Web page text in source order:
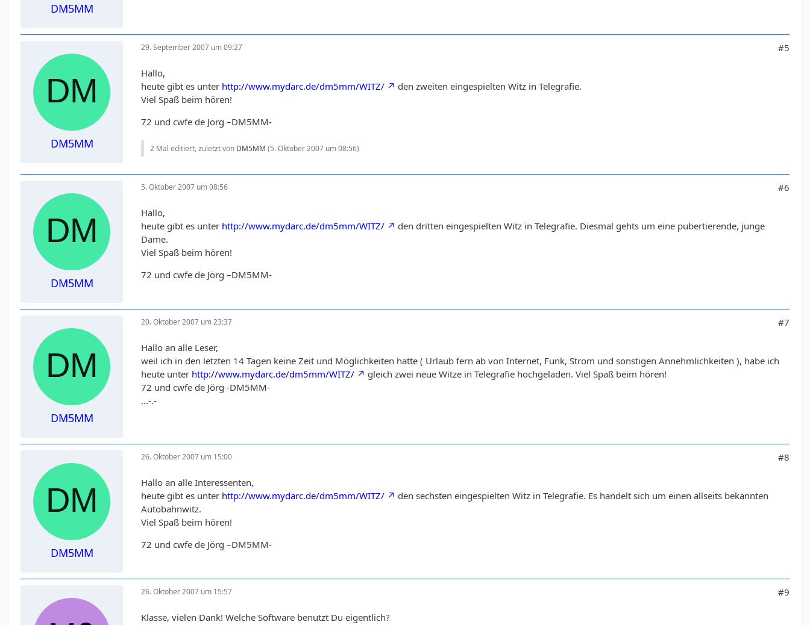
DM5MM
DM5MM
29. September 2007 um 09:27 #5
Hallo,
heute gibt es unter http://www.mydarc.de/dm5mm/WITZ/
den zweiten eingespielten Witz in Telegrafie.
Viel Spaß beim hören!
72 und cwfe de Jörg –DM5MM-
2 Mal editiert, zuletzt von DM5MM (5. Oktober 2007 um 08:56)
DM5MM
5. Oktober 2007 um 08:56 #6
Hallo,
heute gibt es unter http://www.mydarc.de/dm5mm/WITZ/
den dritten eingespielten Witz in Telegrafie. Diesmal gehts um eine pubertierende, junge
Dame.
Viel Spaß beim hören!
72 und cwfe de Jörg –DM5MM-
DM5MM
20. Oktober 2007 um 23:37 #7
Hallo an alle Leser,
weil ich in den letzten 14 Tagen keine Zeit und Möglichkeiten hatte ( Urlaub fern ab von Internet, Funk, Strom und sonstigen Annehmlichkeiten ), habe ich
heute unter http://www.mydarc.de/dm5mm/WITZ/
gleich zwei neue Witze in Telegrafie hochgeladen. Viel Spaß beim hören!
72 und cwfe de Jörg -DM5MM-
...-.-
DM5MM
26. Oktober 2007 um 15:00 #8
Hallo an alle Interessenten,
heute gibt es unter http://www.mydarc.de/dm5mm/WITZ/
den sechsten eingespielten Witz in Telegrafie. Es handelt sich um einen allseits bekannten
Autobahnwitz.
Viel Spaß beim hören!
72 und cwfe de Jörg –DM5MM-
26. Oktober 2007 um 15:57 #9
Klasse, vielen Dank! Welche Software benutzt Du eigentlich?